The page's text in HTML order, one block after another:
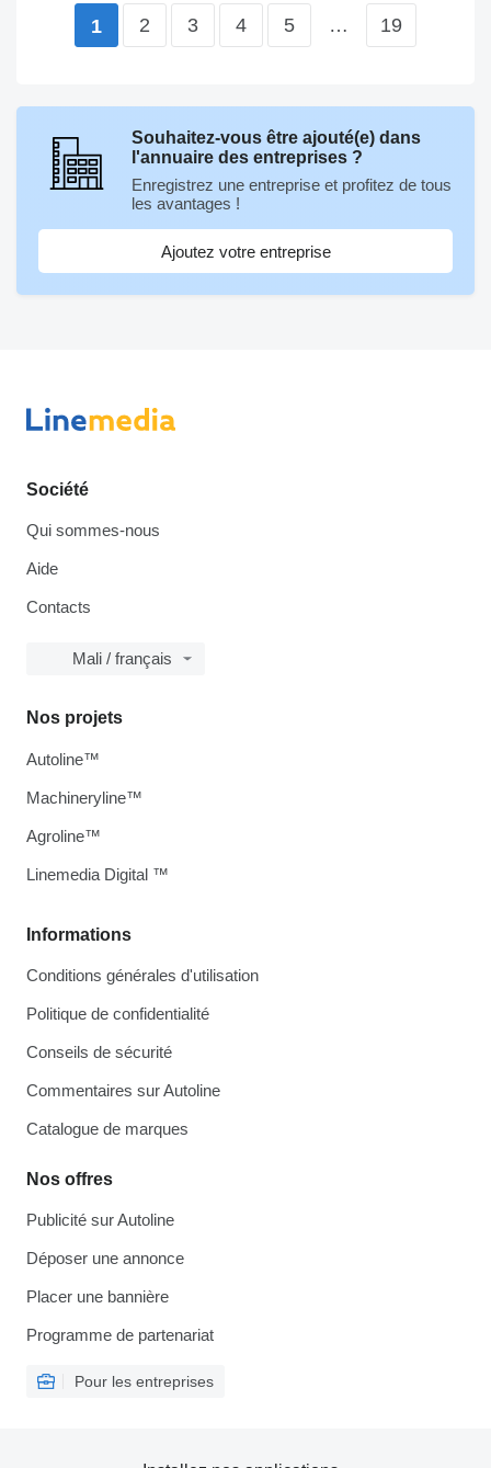
1 2 3 4 5 … 19
Souhaitez-vous être ajouté(e) dans
l'annuaire des entreprises ?
Enregistrez une entreprise et profitez de tous
les avantages !
Ajoutez votre entreprise
Société
Qui sommes-nous
Aide
Contacts
Mali / français
Informations
Conditions générales d'utilisation
Politique de confidentialité
Conseils de sécurité
Commentaires sur Autoline
Catalogue de marques
Nos offres
Publicité sur Autoline
Déposer une annonce
Placer une bannière
Programme de partenariat
Pour les entreprises
Nos projets
Autoline™
Machineryline™
Agroline™
Linemedia Digital ™